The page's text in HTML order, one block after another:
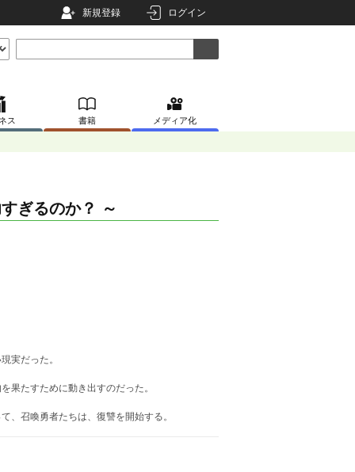
新規登録 ログイン
ス 書籍 メディア化
ぎるのか？ ～
実だった。
たすために動き出すのだった。
召喚勇者たちは、復讐を開始する。